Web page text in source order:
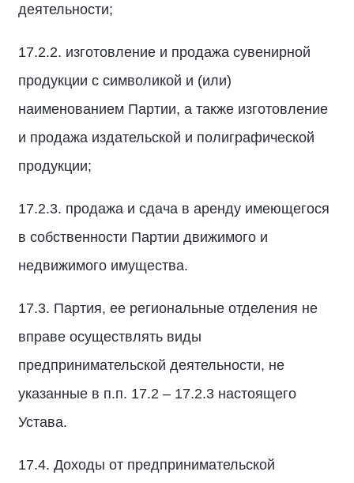
деятельности;
17.2.2. изготовление и продажа сувенирной
продукции с символикой и (или)
наименованием Партии, а также изготовление
и продажа издательской и полиграфической
продукции;
17.2.3. продажа и сдача в аренду имеющегося
в собственности Партии движимого и
недвижимого имущества.
17.3. Партия, ее региональные отделения не
вправе осуществлять виды
предпринимательской деятельности, не
указанные в п.п. 17.2 – 17.2.3 настоящего
Устава.
17.4. Доходы от предпринимательской